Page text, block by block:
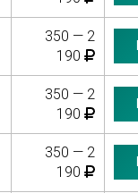
350 — 2
190
350 — 2
190
350 — 2
190